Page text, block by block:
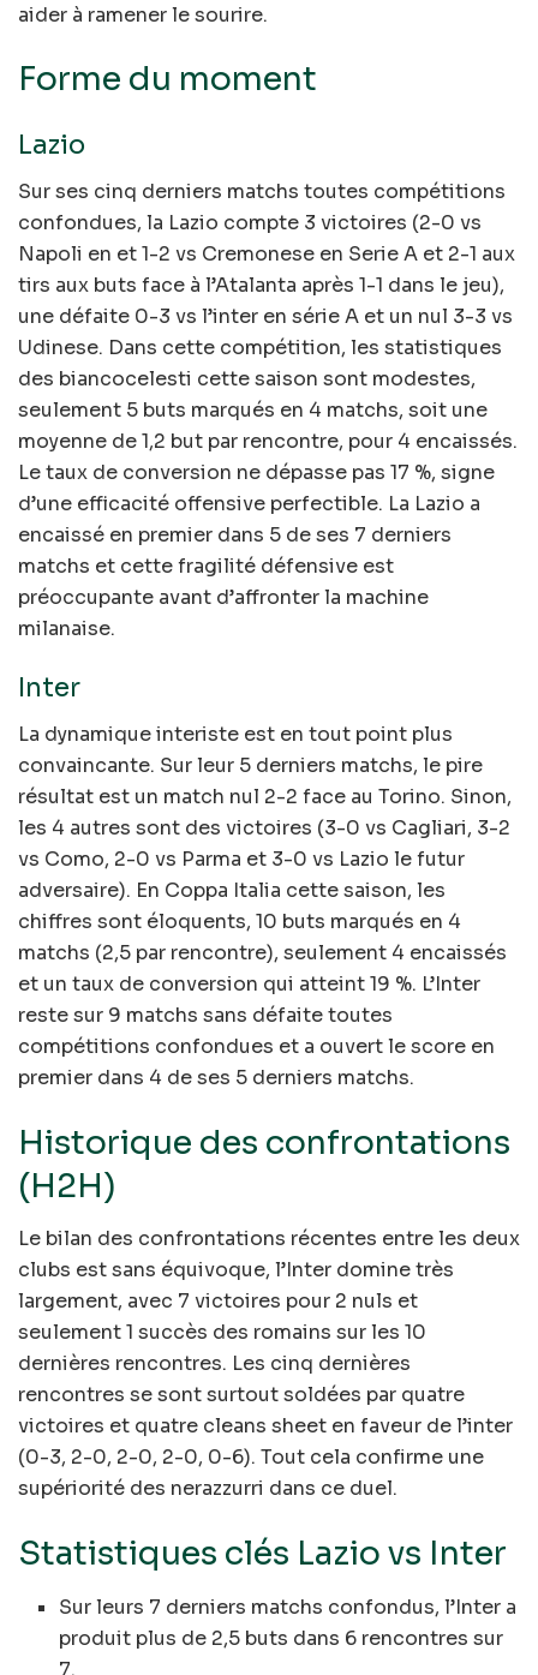
aider à ramener le sourire.
Forme du moment
Lazio
Sur ses cinq derniers matchs toutes compétitions
confondues, la Lazio compte 3 victoires (2-0 vs
Napoli en et 1-2 vs Cremonese en Serie A et 2-1 aux
tirs aux buts face à l’Atalanta après 1-1 dans le jeu),
une défaite 0-3 vs l’inter en série A et un nul 3-3 vs
Udinese. Dans cette compétition, les statistiques
des biancocelesti cette saison sont modestes,
seulement 5 buts marqués en 4 matchs, soit une
moyenne de 1,2 but par rencontre, pour 4 encaissés.
Le taux de conversion ne dépasse pas 17 %, signe
d’une efficacité offensive perfectible. La Lazio a
encaissé en premier dans 5 de ses 7 derniers
matchs et cette fragilité défensive est
préoccupante avant d’affronter la machine
milanaise.
Inter
La dynamique interiste est en tout point plus
convaincante. Sur leur 5 derniers matchs, le pire
résultat est un match nul 2-2 face au Torino. Sinon,
les 4 autres sont des victoires (3-0 vs Cagliari, 3-2
vs Como, 2-0 vs Parma et 3-0 vs Lazio le futur
adversaire). En Coppa Italia cette saison, les
chiffres sont éloquents, 10 buts marqués en 4
matchs (2,5 par rencontre), seulement 4 encaissés
et un taux de conversion qui atteint 19 %. L’Inter
reste sur 9 matchs sans défaite toutes
compétitions confondues et a ouvert le score en
premier dans 4 de ses 5 derniers matchs.
Historique des confrontations
(H2H)
Le bilan des confrontations récentes entre les deux
clubs est sans équivoque, l’Inter domine très
largement, avec 7 victoires pour 2 nuls et
seulement 1 succès des romains sur les 10
dernières rencontres. Les cinq dernières
rencontres se sont surtout soldées par quatre
victoires et quatre cleans sheet en faveur de l’inter
(0-3, 2-0, 2-0, 2-0, 0-6). Tout cela confirme une
supériorité des nerazzurri dans ce duel.
Statistiques clés Lazio vs Inter
Sur leurs 7 derniers matchs confondus, l’Inter a
produit plus de 2,5 buts dans 6 rencontres sur
7.